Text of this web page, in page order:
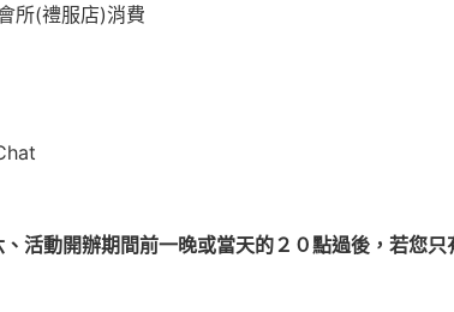
所(禮服店)消費
、活動開辦期間前一晚或當天的２０點過後，若您